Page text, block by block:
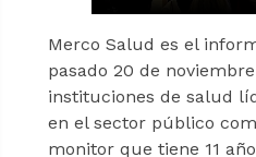
Merco Salud es el
pasado 20 de
instituciones de salud
en el sector público
monitor que tiene 11